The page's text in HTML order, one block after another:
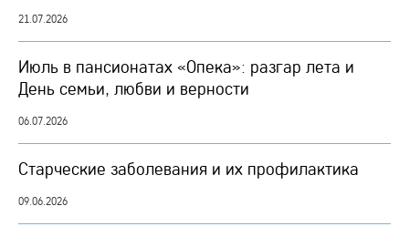
21.07.2026
Июль в пансионатах «Опека»: разгар лета и
День семьи, любви и верности
06.07.2026
Старческие заболевания и их профилактика
09.06.2026